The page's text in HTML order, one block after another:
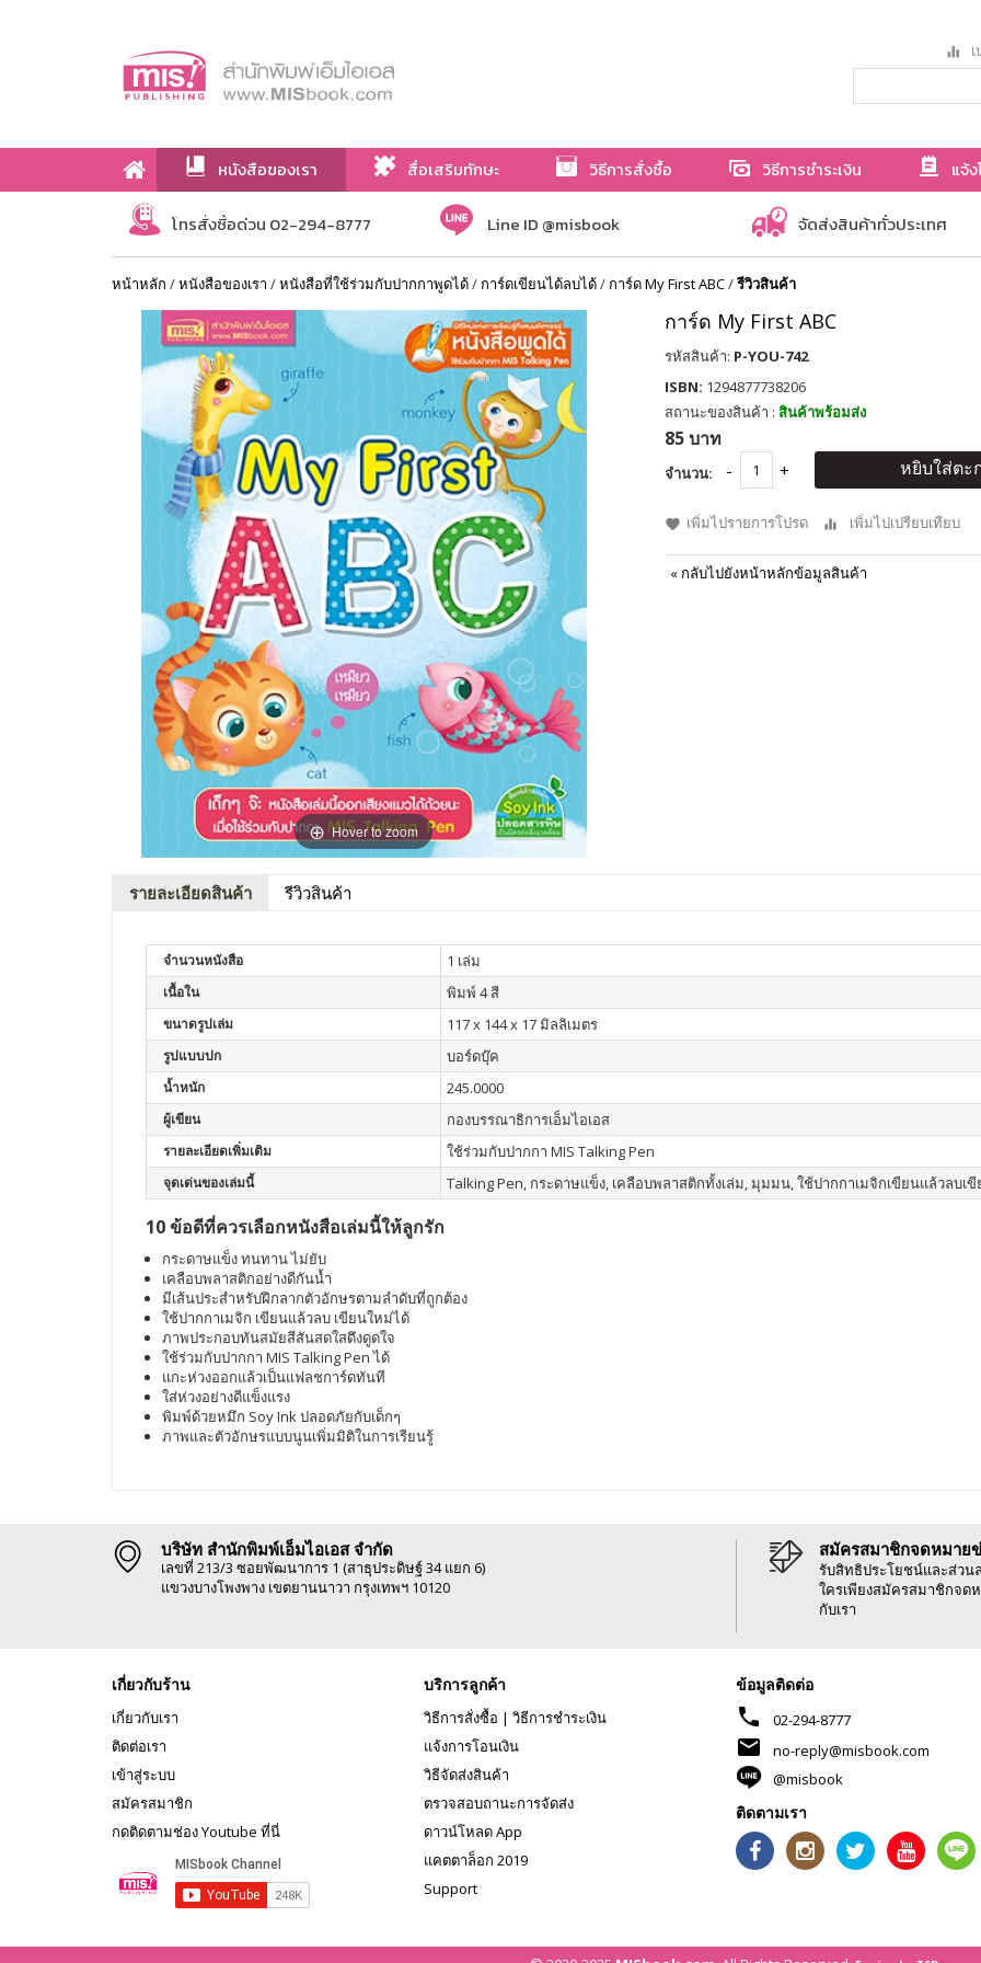
หนังสือของเรา สื่อเสริมทักษะ วิธีการสั่งซื้อ วิธีการชำระเงิน แจ้
เกี่ยวกับเรา
โทรสั่งซื้อด่วน 02-294-8777 Line ID @misbook จัดส่งสินค้าทั่วประเทศ
หน้าหลัก /หนังสือของเรา /หนังสือที่ใช้ร่วมกับปากกาพูดได้/ การ์ดเขียนได้ลบได้/ การ์ด My First ABC/รีวิวสินค้า
Hover to zoom
การ์ด My First ABC
รหัสสินค้า: P-YOU-742
ISBN: 1294877738206
สถานะของสินค้า : สินค้าพร้อมส่ง
85 บาท
จำนวน: หยิบใส่ตะ
เพิ่มไปรายการโปรด เพิ่มไปเปรียบเทียบ
« กลับไปยังหน้าหลักข้อมูลสินค้า
รายละเอียดสินค้า รีวิวสินค้า
จำนวนหนังสือ 1 เล่ม
เนื้อใน พิมพ์ 4 สี
ขนาดรูปเล่ม 117 x 144 x 17 มิลลิเมตร
รูปแบบปก บอร์ดบุ๊ค
น้ำหนัก 245.0000
ผู้เขียน กองบรรณาธิการเอ็มไอเอส
รายละเอียดเพิ่มเติม ใช้ร่วมกับปากกา MIS Talking Pen
จุดเด่นของเล่มนี้ Talking Pen, กระดาษแข็ง, เคลือบพลาสติกทั้งเล่ม, มุมมน, ใช้ปากกาเมจิกเขียนแล้วลบเ
10 ข้อดีที่ควรเลือกหนังสือเล่มนี้ให้ลูกรัก
กระดาษแข็ง ทนทาน ไม่ยับ
เคลือบพลาสติกอย่างดีกันน้ำ
มีเส้นประสำหรับฝึกลากตัวอักษรตามลำดับที่ถูกต้อง
ใช้ปากกาเมจิก เขียนแล้วลบ เขียนใหม่ได้
ภาพประกอบทันสมัยสีสันสดใสดึงดูดใจ
ใช้ร่วมกับปากกา MIS Talking Pen ได้
แกะห่วงออกแล้วเป็นแฟลชการ์ดทันที
ใส่ห่วงอย่างดีแข็งแรง
พิมพ์ด้วยหมึก Soy Ink ปลอดภัยกับเด็กๆ
ภาพและตัวอักษรแบบนูนเพิ่มมิติในการเรียนรู้
บริษัท สำนักพิมพ์เอ็มไอเอส จำกัด
เลขที่ 213/3 ซอยพัฒนาการ 1 (สาธุประดิษฐ์ 34 แยก 6)
แขวงบางโพงพาง เขตยานนาวา กรุงเทพฯ 10120
สมัครสมาชิกจดหมาย
รับสิทธิประโยชน์และส่วน
ใครเพียงสมัครสมาชิกจด
กับเรา
เกี่ยวกับร้าน
เกี่ยวกับเรา
ติดต่อเรา
เข้าสู่ระบบ
สมัครสมาชิก
กดติดตามช่อง Youtube ที่นี่
บริการลูกค้า
วิธีการสั่งซื้อ | วิธีการชำระเงิน
แจ้งการโอนเงิน
วิธีจัดส่งสินค้า
ตรวจสอบถานะการจัดส่ง
ดาวน์โหลด App
แคตตาล็อก 2019
Support
ข้อมูลติดต่อ
phone 02-294-8777
mail
no-reply@misbook.com
@misbook
ติดตามเรา